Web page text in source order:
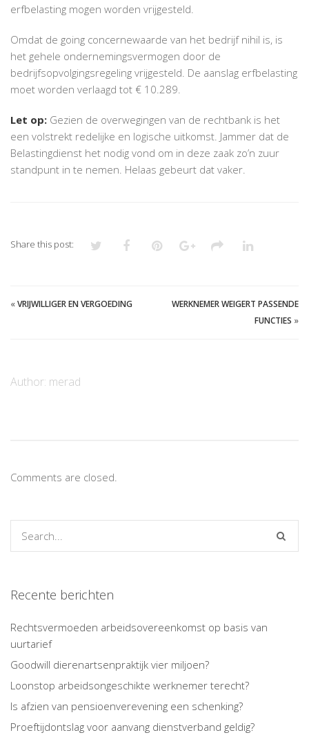
erfbelasting mogen worden vrijgesteld.
Omdat de going concernewaarde van het bedrijf nihil is, is
het gehele ondernemingsvermogen door de
bedrijfsopvolgingsregeling vrijgesteld. De aanslag erfbelasting
moet worden verlaagd tot € 10.289.
Let op: Gezien de overwegingen van de rechtbank is het
een volstrekt redelijke en logische uitkomst. Jammer dat de
Belastingdienst het nodig vond om in deze zaak zo’n zuur
standpunt in te nemen. Helaas gebeurt dat vaker.
Share this post:
«VRIJWILLIGER EN VERGOEDING
WERKNEMER WEIGERT PASSENDE
FUNCTIES »
Author: merad
Comments are closed.
Recente berichten
Rechtsvermoeden arbeidsovereenkomst op basis van
uurtarief
Goodwill dierenartsenpraktijk vier miljoen?
Loonstop arbeidsongeschikte werknemer terecht?
Is afzien van pensioenverevening een schenking?
Proeftijdontslag voor aanvang dienstverband geldig?